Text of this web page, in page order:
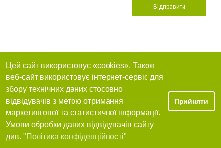
Відправити
Цей сайт використовує «cookies». Також
веб-сайт використовує інтернет-сервіс для
збору технічних даних стосовно
відвідувачів з метою отримання
маркетингової та статистичної інформації.
Умови обробки даних відвідувачів сайту
див. "Політика конфіденційності"
Прийняти